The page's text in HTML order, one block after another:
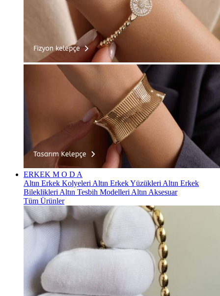
ERKEK M O D A
Altın Erkek Kolyeleri Altın Erkek Yüzükleri Altın Erkek
Bileklikleri Altın Tesbih Modelleri Altın Aksesuar
Tüm Ürünler